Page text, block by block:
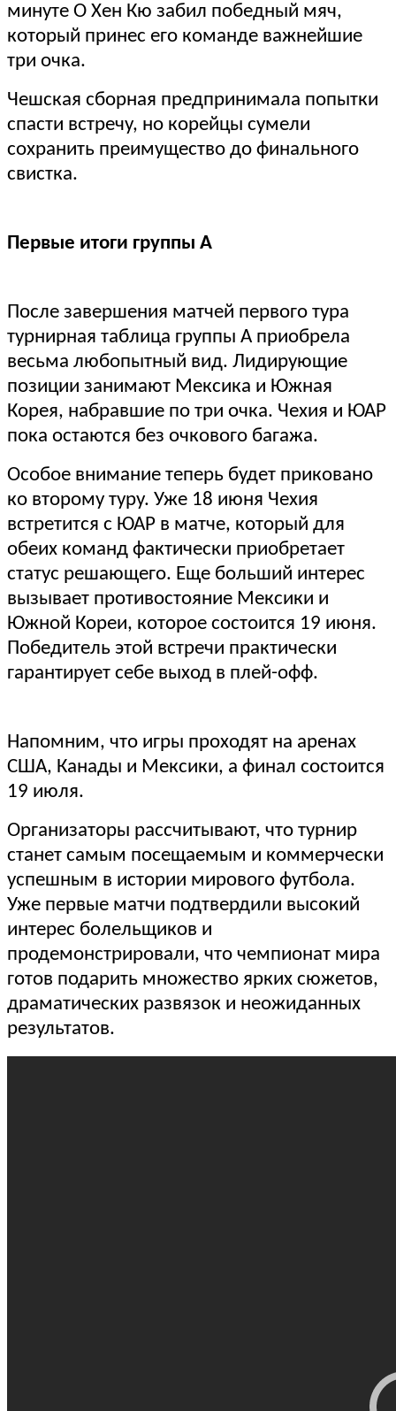
минуте О Хен Кю забил победный мяч,
который принес его команде важнейшие
три очка.
Чешская сборная предпринимала попытки
спасти встречу, но корейцы сумели
сохранить преимущество до финального
свистка.
Первые итоги группы А
После завершения матчей первого тура
турнирная таблица группы А приобрела
весьма любопытный вид. Лидирующие
позиции занимают Мексика и Южная
Корея, набравшие по три очка. Чехия и ЮАР
пока остаются без очкового багажа.
Особое внимание теперь будет приковано
ко второму туру. Уже 18 июня Чехия
встретится с ЮАР в матче, который для
обеих команд фактически приобретает
статус решающего. Еще больший интерес
вызывает противостояние Мексики и
Южной Кореи, которое состоится 19 июня.
Победитель этой встречи практически
гарантирует себе выход в плей-офф.
Напомним, что игры проходят на аренах
США, Канады и Мексики, а финал состоится
19 июля.
Организаторы рассчитывают, что турнир
станет самым посещаемым и коммерчески
успешным в истории мирового футбола.
Уже первые матчи подтвердили высокий
интерес болельщиков и
продемонстрировали, что чемпионат мира
готов подарить множество ярких сюжетов,
драматических развязок и неожиданных
результатов.